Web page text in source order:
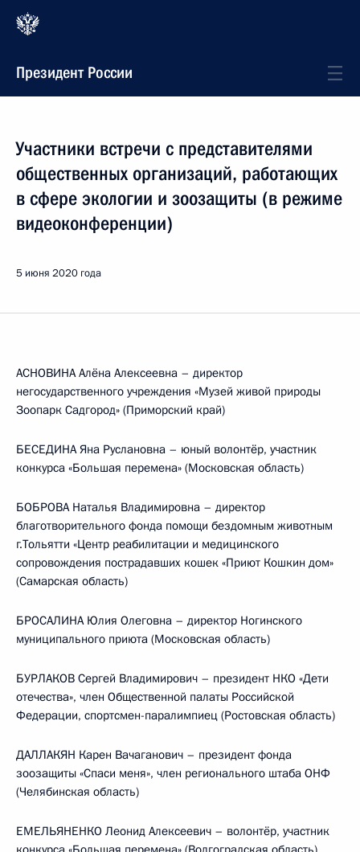
Президент России
Участники встречи с представителями
общественных организаций, работающих
в сфере экологии и зоозащиты (в режиме
видеоконференции)
5 июня 2020 года
АСНОВИНА Алёна Алексеевна – директор
негосударственного учреждения «Музей живой природы
Зоопарк Садгород» (Приморский край)
БЕСЕДИНА Яна Руслановна – юный волонтёр, участник
конкурса «Большая перемена» (Московская область)
БОБРОВА Наталья Владимировна – директор
благотворительного фонда помощи бездомным животным
г.Тольятти «Центр реабилитации и медицинского
сопровождения пострадавших кошек «Приют Кошкин дом»
(Самарская область)
БРОСАЛИНА Юлия Олеговна – директор Ногинского
муниципального приюта (Московская область)
БУРЛАКОВ Сергей Владимирович – президент НКО «Дети
отечества», член Общественной палаты Российской
Федерации, спортсмен-паралимпиец (Ростовская область)
ДАЛЛАКЯН Карен Вачаганович – президент фонда
зоозащиты «Спаси меня», член регионального штаба ОНФ
(Челябинская область)
ЕМЕЛЬЯНЕНКО Леонид Алексеевич – волонтёр, участник